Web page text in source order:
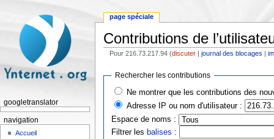
Contributions de
Pour 216.73.217.94 (discuter |journal des blocages |
Rechercher les contributions
Ne montrer que les contributions des
Adresse IP ou nom d'utilisateur :
Espace de noms :
Filtrer les balises :
page spéciale
googletranslator
navigation
Accueil